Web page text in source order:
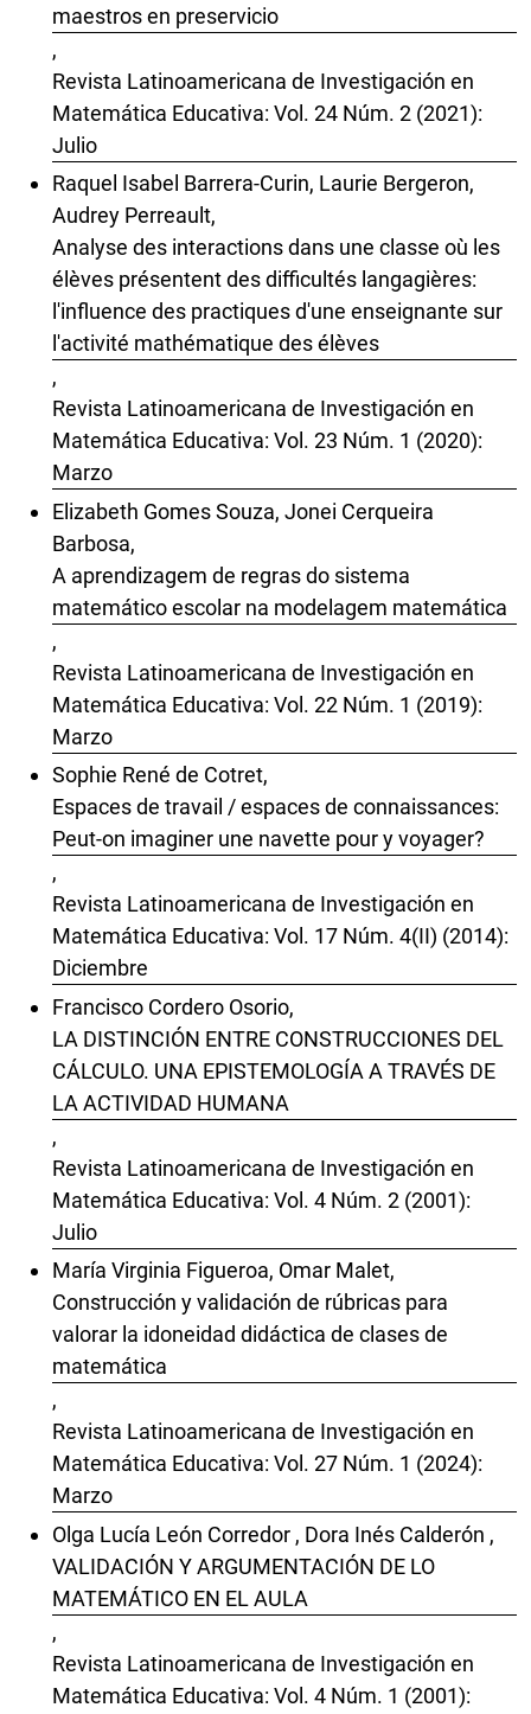
maestros en preservicio
,
Revista Latinoamericana de Investigación en
Matemática Educativa: Vol. 24 Núm. 2 (2021):
Julio
Raquel Isabel Barrera-Curin, Laurie Bergeron,
Audrey Perreault,
Analyse des interactions dans une classe où les
élèves présentent des difficultés langagières:
l'influence des practiques d'une enseignante sur
l'activité mathématique des élèves
,
Revista Latinoamericana de Investigación en
Matemática Educativa: Vol. 23 Núm. 1 (2020):
Marzo
Elizabeth Gomes Souza, Jonei Cerqueira
Barbosa,
A aprendizagem de regras do sistema
matemático escolar na modelagem matemática
,
Revista Latinoamericana de Investigación en
Matemática Educativa: Vol. 22 Núm. 1 (2019):
Marzo
Sophie René de Cotret,
Espaces de travail / espaces de connaissances:
Peut-on imaginer une navette pour y voyager?
,
Revista Latinoamericana de Investigación en
Matemática Educativa: Vol. 17 Núm. 4(II) (2014):
Diciembre
Francisco Cordero Osorio,
LA DISTINCIÓN ENTRE CONSTRUCCIONES DEL
CÁLCULO. UNA EPISTEMOLOGÍA A TRAVÉS DE
LA ACTIVIDAD HUMANA
,
Revista Latinoamericana de Investigación en
Matemática Educativa: Vol. 4 Núm. 2 (2001):
Julio
María Virginia Figueroa, Omar Malet,
Construcción y validación de rúbricas para
valorar la idoneidad didáctica de clases de
matemática
,
Revista Latinoamericana de Investigación en
Matemática Educativa: Vol. 27 Núm. 1 (2024):
Marzo
Olga Lucía León Corredor , Dora Inés Calderón ,
VALIDACIÓN Y ARGUMENTACIÓN DE LO
MATEMÁTICO EN EL AULA
,
Revista Latinoamericana de Investigación en
Matemática Educativa: Vol. 4 Núm. 1 (2001):